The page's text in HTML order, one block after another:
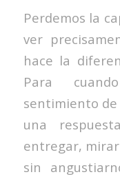
Perdemos la
ver
hace la
Para
sentimiento
una
entregar,
sin